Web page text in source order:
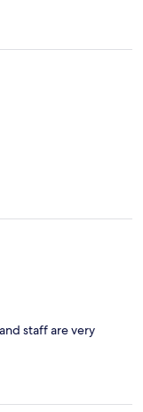
staff are very